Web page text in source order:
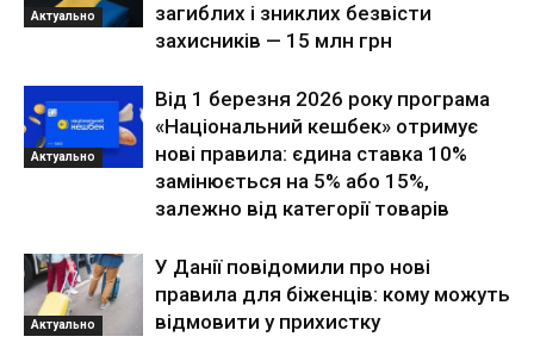
Актуально
загиблих і зниклих безвісти
захисників — 15 млн грн
Актуально
Від 1 березня 2026 року програма
«Національний кешбек» отримує
нові правила: єдина ставка 10%
замінюється на 5% або 15%,
залежно від категорії товарів
Актуально
У Данії повідомили про нові
правила для біженців: кому можуть
відмовити у прихистку